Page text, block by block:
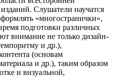
Слушатели научатся
«многостранички»,
подготовки различных
внимание не только дизайн-
и др.),
(основам
и др.), таким образом
и визуальной,